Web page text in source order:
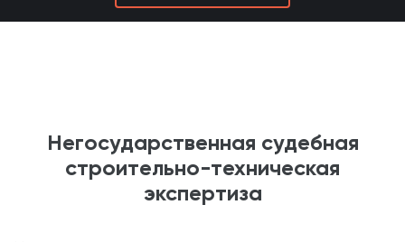
Негосударственная судебная
строительно-техническая
экспертиза